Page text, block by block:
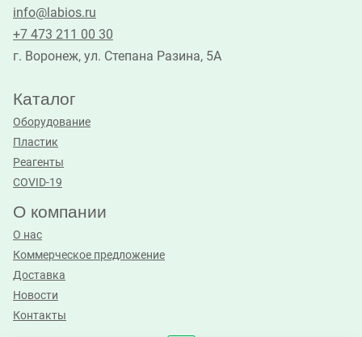
info@labios.ru
+7 473 211 00 30
г. Воронеж, ул. Степана Разина, 5А
Каталог
Оборудование
Пластик
Реагенты
COVID-19
О компании
О нас
Коммерческое предложение
Доставка
Новости
Контакты